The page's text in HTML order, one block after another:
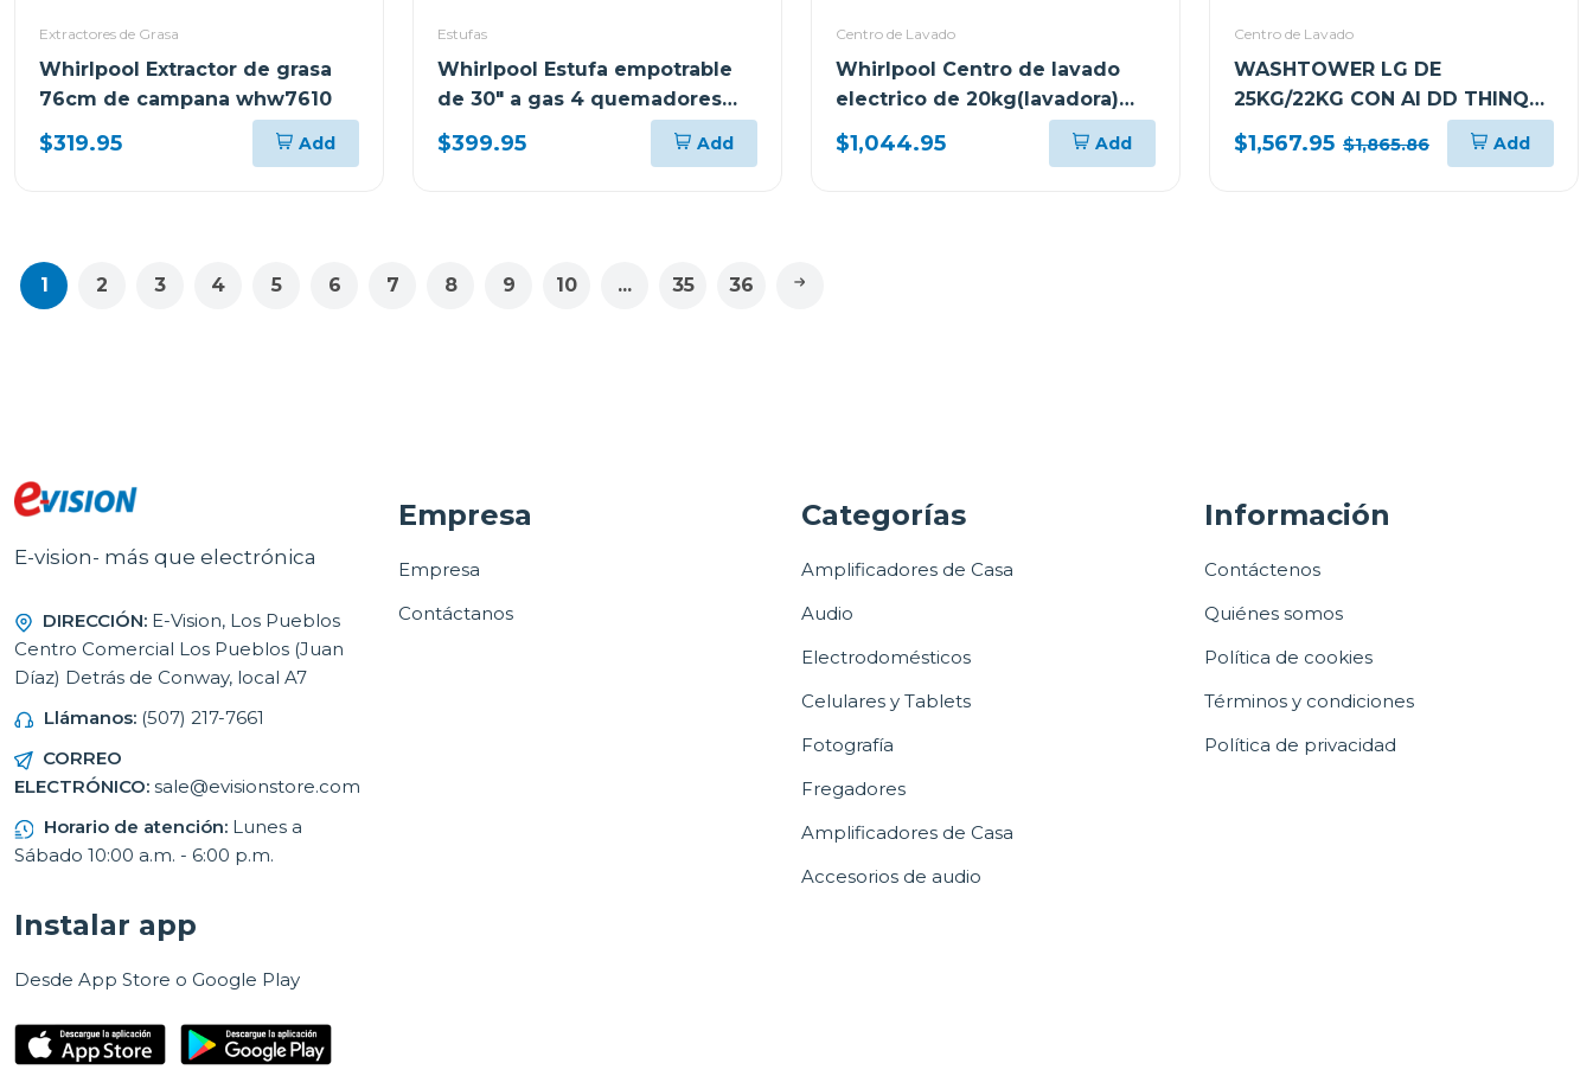
Extractores de Grasa
Whirlpool Extractor de grasa
76cm de campana whw7610
$319.95 Add
Estufas
Whirlpool Estufa empotrable
de 30" a gas 4 quemadores
wcg55
$399.95 Add
Centro de Lavado
Whirlpool Centro de lavado
electrico de 20kg(lavadora)
10kg(secadora) 7mwet4027
$1,044.95 Add
Centro de Lavado
WASHTOWER LG DE
25KG/22KG CON AI DD THINQ
WK25BS6
$1,567.95 $1,865.86 Add
1 2 3 4 5 6 7 8 9 10 ... 35 36
E-vision- más que electrónica
DIRECCIÓN: E-Vision, Los Pueblos
Centro Comercial Los Pueblos (Juan
Díaz) Detrás de Conway, local A7
Llámanos: (507) 217-7661
CORREO
ELECTRÓNICO: sale@evisionstore.com
Horario de atención: Lunes a
Sábado 10:00 a.m. - 6:00 p.m.
Empresa
Empresa
Contáctanos
Categorías
Amplificadores de Casa
Audio
Electrodomésticos
Celulares y Tablets
Fotografía
Fregadores
Amplificadores de Casa
Accesorios de audio
Información
Contáctenos
Quiénes somos
Política de cookies
Términos y condiciones
Política de privacidad
Instalar app
Desde App Store o Google Play